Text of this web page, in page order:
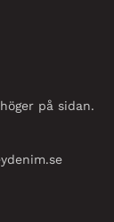
på sidan.